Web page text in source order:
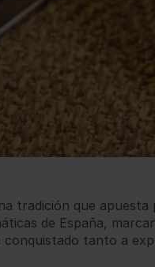
tradición que
de España,
tanto a